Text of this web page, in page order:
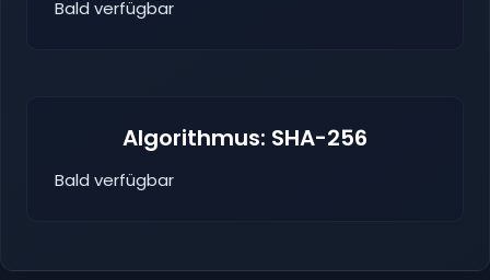
Bald verfügbar
Algorithmus: SHA-256
Bald verfügbar